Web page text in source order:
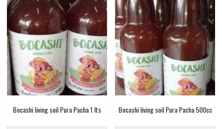
Bocashi living soil Pura Pacha 1 lts Bocashi living soil Pura Pacha 500cc